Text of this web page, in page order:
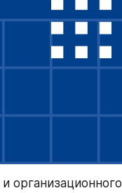
организационного